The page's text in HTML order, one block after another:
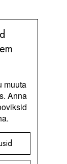
muuta
Anna